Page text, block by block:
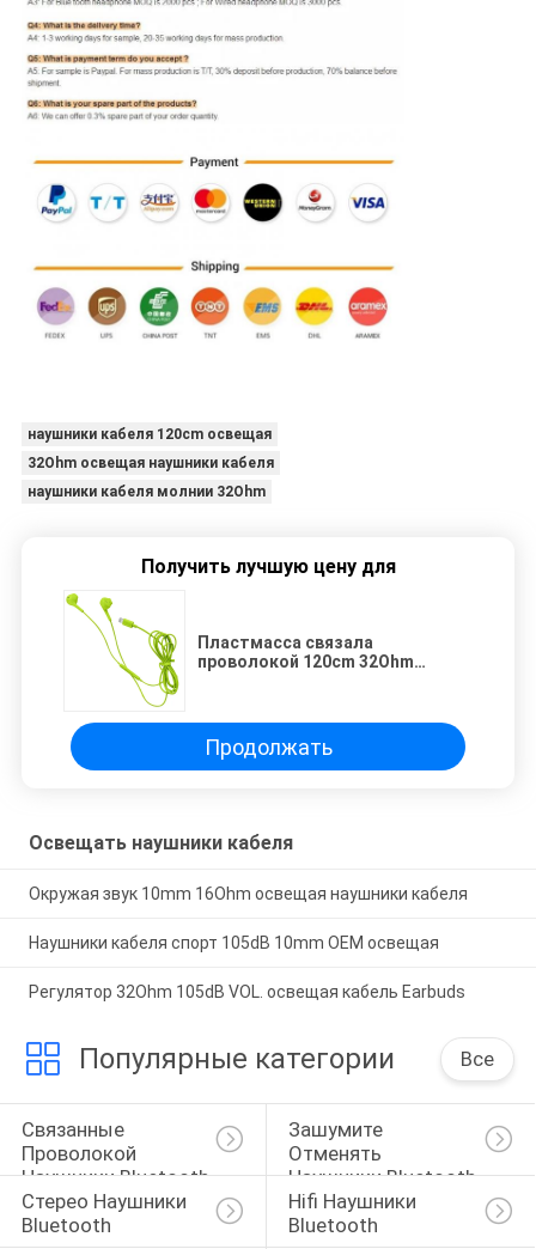
наушники кабеля 120cm освещая
32Ohm освещая наушники кабеля
наушники кабеля молнии 32Ohm
Получить лучшую цену для
Пластмасса связала
проволокой 120cm 32Ohm
Продолжать
Освещать наушники кабеля
Окружая звук 10mm 16Ohm освещая наушники кабеля
Наушники кабеля спорт 105dB 10mm OEM освещая
Регулятор 32Ohm 105dB VOL. освещая кабель Earbuds
Популярные категории Все
Связанные
Проволокой
Наушники Bluetooth
Зашумите
Отменять
Наушники Bluetooth
Стерео Наушники
Bluetooth
Hifi Наушники
Bluetooth